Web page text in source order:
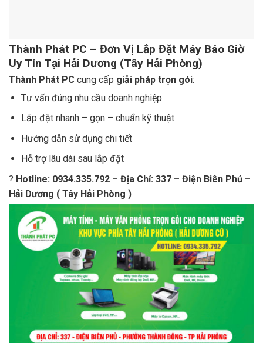
Thành Phát PC – Đơn Vị Lắp Đặt Máy Báo Giờ
Uy Tín Tại Hải Dương (Tây Hải Phòng)
Thành Phát PC cung cấp giải pháp trọn gói:
Tư vấn đúng nhu cầu doanh nghiệp
Lắp đặt nhanh – gọn – chuẩn kỹ thuật
Hướng dẫn sử dụng chi tiết
Hỗ trợ lâu dài sau lắp đặt
? Hotline: 0934.335.792 – Địa Chỉ: 337 – Điện Biên Phủ –
Hải Dương ( Tây Hải Phòng )